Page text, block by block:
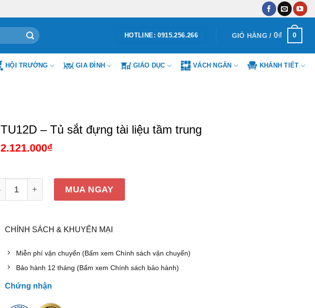
HOTLINE: 0915.256.266 GIỎ HÀNG / 0₫ 0
HỘI TRƯỜNG GIA ĐÌNH GIÁO DỤC VÁCH NGĂN KHÁNH TIẾT
TU12D – Tủ sắt đựng tài liệu tầm trung
2.121.000₫
MUA NGAY
CHÍNH SÁCH & KHUYẾN MẠI
Miễn phí vận chuyển (Bấm xem Chính sách vận chuyển)
Bảo hành 12 tháng (Bấm xem Chính sách bảo hành)
Chứng nhận